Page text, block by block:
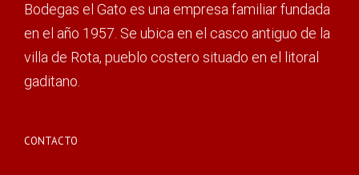
Bodegas el Gato es una empresa familiar fundada
en el año 1957. Se ubica en el casco antiguo de la
villa de Rota, pueblo costero situado en el litoral
gaditano.
CONTACTO